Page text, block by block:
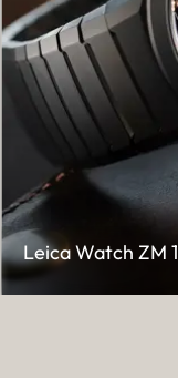
Leica Watch ZM